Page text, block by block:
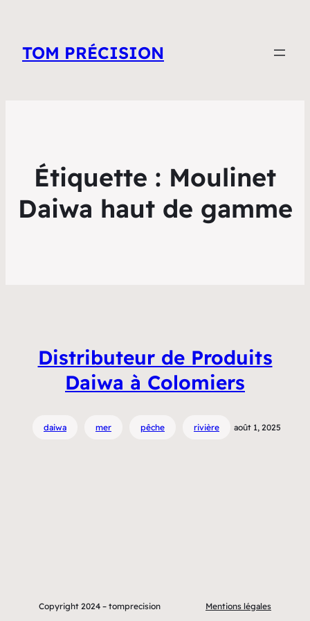
TOM PRÉCISION
Étiquette : Moulinet
Daiwa haut de gamme
Distributeur de Produits
Daiwa à Colomiers
daiwa mer pêche rivière août 1, 2025
Copyright 2024 – tomprecision Mentions légales